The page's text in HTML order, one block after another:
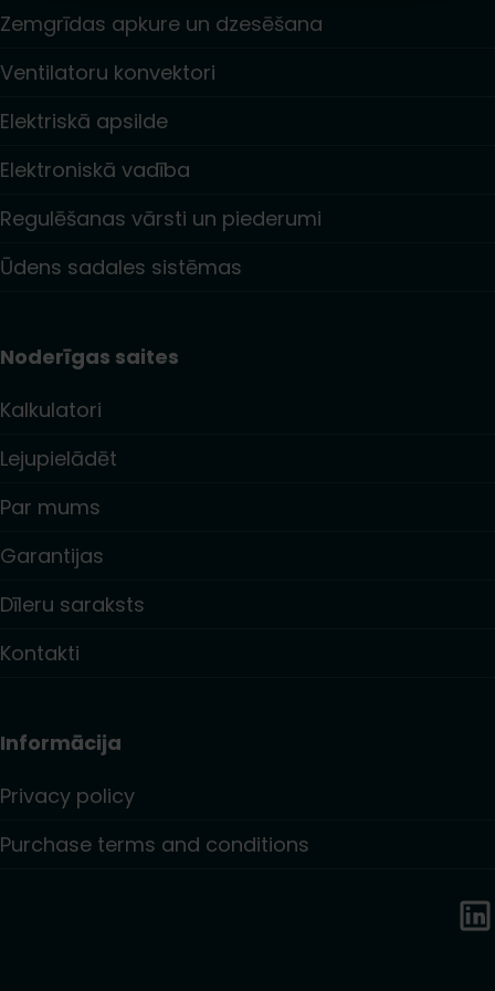
Zemgrīdas apkure un dzesēšana
Ventilatoru konvektori
Elektriskā apsilde
Elektroniskā vadība
Regulēšanas vārsti un piederumi
Ūdens sadales sistēmas
Noderīgas saites
Kalkulatori
Lejupielādēt
Par mums
Garantijas
Dīleru saraksts
Kontakti
Informācija
Privacy policy
Purchase terms and conditions